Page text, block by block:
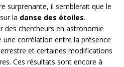
surprenante, il semblerait que le
la danse des étoiles.
des chercheurs en astronomie
corrélation entre la présence
et certaines modifications
Ces résultats sont encore à